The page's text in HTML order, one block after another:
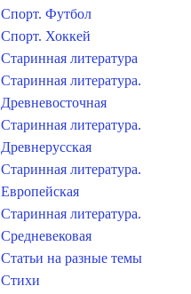
Спорт. Футбол
Спорт. Хоккей
Старинная литература
Старинная литература.
Древневосточная
Старинная литература.
Древнерусская
Старинная литература.
Европейская
Старинная литература.
Средневековая
Статьи на разные темы
Стихи